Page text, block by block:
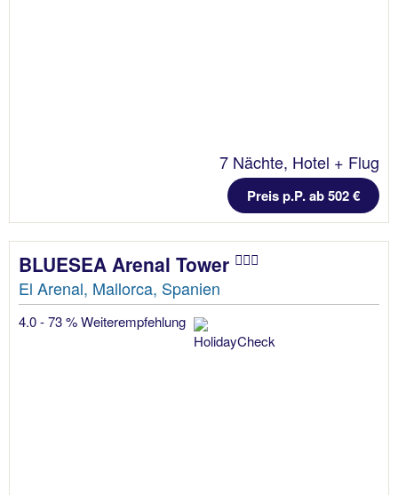
7 Nächte, Hotel + Flug
Preis p.P. ab 502 €
BLUESEA Arenal Tower
El Arenal, Mallorca, Spanien
4.0 - 73 % Weiterempfehlung